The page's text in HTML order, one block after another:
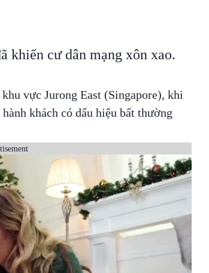
khiến cư dân mạng xôn xao.
vực Jurong East (Singapore), khi
khách có dấu hiệu bất thường